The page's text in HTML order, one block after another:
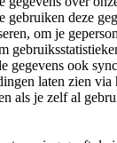
gebruiken deze
om je
gegevens ook
laten zien
als je zelf al